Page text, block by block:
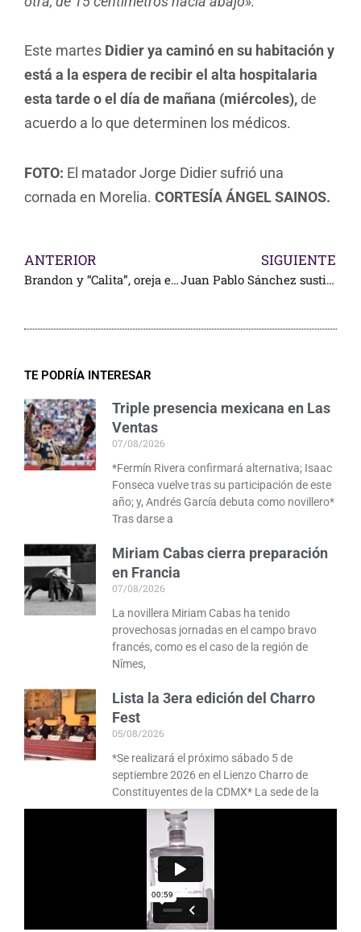
Este martes Didier ya caminó en su habitación y
está a la espera de recibir el alta hospitalaria
esta tarde o el día de mañana (miércoles),de
acuerdo a lo que determinen los médicos.
FOTO: El matador Jorge Didier sufrió una
cornada en Morelia. CORTESÍA ÁNGEL SAINOS.
ANTERIOR
Brandon y “Calita”, oreja en Morelia
SIGUIENTE
Juan Pablo Sánchez sustituye a Joselito Adame
TE PODRÍA INTERESAR
Triple presencia mexicana en Las
Ventas
07/08/2026
*Fermín Rivera confirmará alternativa; Isaac
Fonseca vuelve tras su participación de este
año; y, Andrés García debuta como novillero*
Tras darse a
Miriam Cabas cierra preparación
en Francia
07/08/2026
La novillera Miriam Cabas ha tenido
provechosas jornadas en el campo bravo
francés, como es el caso de la región de
Nîmes,
Lista la 3era edición del Charro
Fest
05/08/2026
*Se realizará el próximo sábado 5 de
septiembre 2026 en el Lienzo Charro de
Constituyentes de la CDMX* La sede de la